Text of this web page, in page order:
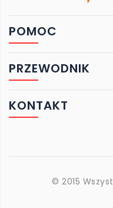
POMOC
PRZEWODNIK
KONTAKT
© 2015